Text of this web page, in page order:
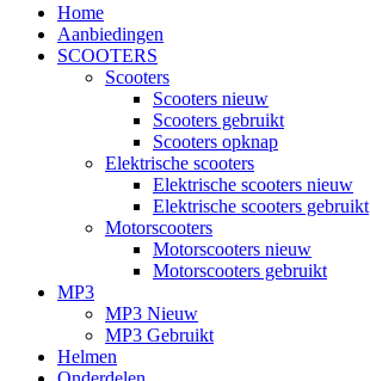
Home
Aanbiedingen
SCOOTERS
Scooters
Scooters nieuw
Scooters gebruikt
Scooters opknap
Elektrische scooters
Elektrische scooters nieuw
Elektrische scooters gebruikt
Motorscooters
Motorscooters nieuw
Motorscooters gebruikt
MP3
MP3 Nieuw
MP3 Gebruikt
Helmen